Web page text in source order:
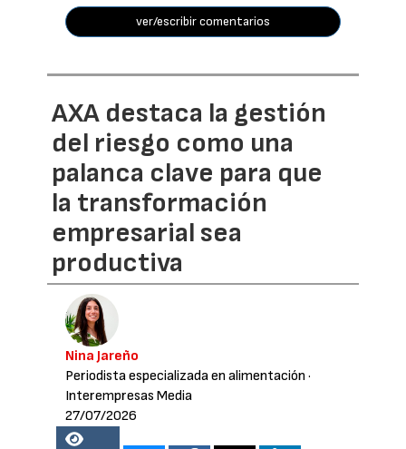
ver/escribir comentarios
AXA destaca la gestión
del riesgo como una
palanca clave para que
la transformación
empresarial sea
productiva
Nina Jareño
Periodista especializada en alimentación ·
Interempresas Media
27/07/2026